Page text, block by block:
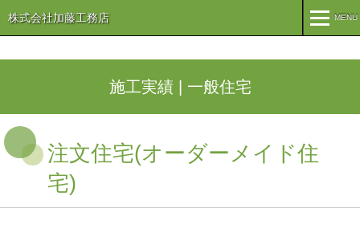
株式会社加藤工務店 MENU
コンセプト 会社概要
施工実績 | 一般住宅
注文住宅(オーダーメイド住
宅)